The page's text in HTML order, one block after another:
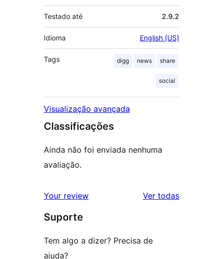
Testado até 2.9.2
Idioma English (US)
Tags digg news share
social
Visualização avançada
Classificações
Ainda não foi enviada nenhuma
avaliação.
Your review Ver todasavaliações
Suporte
Tem algo a dizer? Precisa de
ajuda?